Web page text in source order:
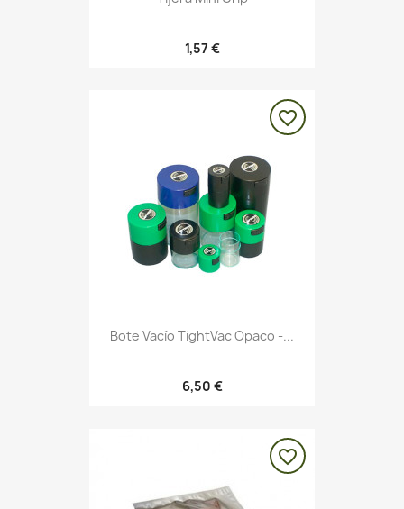
1,57 €
Bote Vacío TightVac Opaco -...
6,50 €
favorite_border
favorite_border